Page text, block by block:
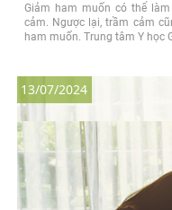
Giảm ham muốn có thể
cảm. Ngược lại, trầm cảm
ham muốn. Trung tâm Y học
13/07/2024